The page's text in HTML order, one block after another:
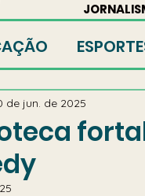
de jun. de 2025